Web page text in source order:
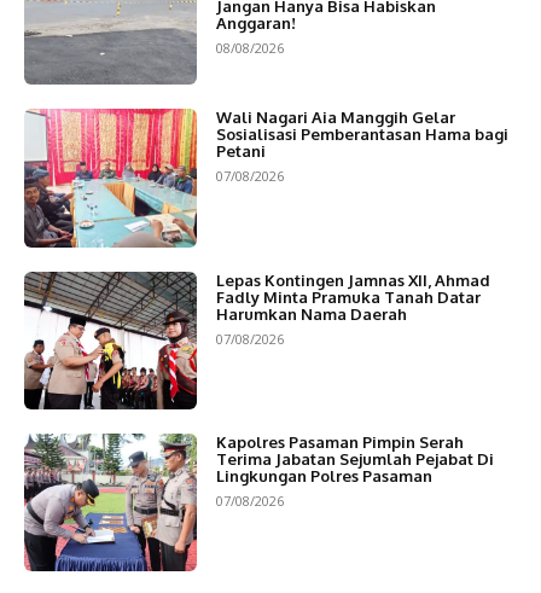
Jangan Hanya Bisa Habiskan
Anggaran!
08/08/2026
Wali Nagari Aia Manggih Gelar
Sosialisasi Pemberantasan Hama bagi
Petani
07/08/2026
Lepas Kontingen Jamnas XII, Ahmad
Fadly Minta Pramuka Tanah Datar
Harumkan Nama Daerah
07/08/2026
Kapolres Pasaman Pimpin Serah
Terima Jabatan Sejumlah Pejabat Di
Lingkungan Polres Pasaman
07/08/2026